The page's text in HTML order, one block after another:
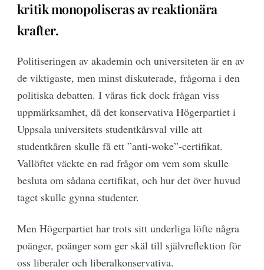
kritik monopoliseras av reaktionära
krafter.
Politiseringen av akademin och universiteten är en av
de viktigaste, men minst diskuterade, frågorna i den
politiska debatten. I våras fick dock frågan viss
uppmärksamhet, då det konservativa Högerpartiet i
Uppsala universitets studentkårsval ville att
studentkåren skulle få ett ”anti-woke”-certifikat.
Vallöftet väckte en rad frågor om vem som skulle
besluta om sådana certifikat, och hur det över huvud
taget skulle gynna studenter.
Men Högerpartiet har trots sitt underliga löfte några
poänger, poänger som ger skäl till självreflektion för
oss liberaler och liberalkonservativa.